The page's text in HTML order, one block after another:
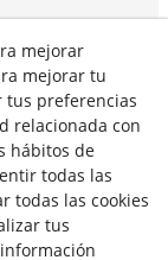
mejorar
mejorar tu
tus preferencias
relacionada con
hábitos de
todas las
todas las cookies
tus